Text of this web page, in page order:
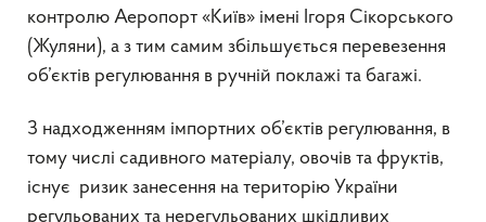
контролю Аеропорт «Київ» імені Ігоря Сікорського
(Жуляни), а з тим самим збільшується перевезення
об’єктів регулювання в ручній поклажі та багажі.
З надходженням імпортних об’єктів регулювання, в
тому числі садивного матеріалу, овочів та фруктів,
існує ризик занесення на територію України
регульованих та нерегульованих шкідливих